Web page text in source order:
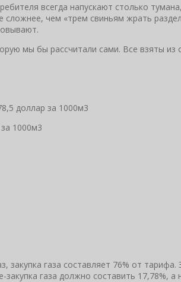
всегда напускают столько
чем «трем свиньям жрать
мы бы рассчитали сами. Все взяты из
доллар за 1000м3
1000м3
газа составляет 76% от
газа должно составить 17,78%,